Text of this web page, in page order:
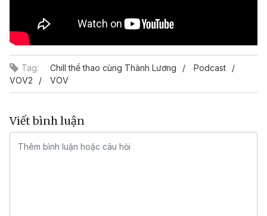
Tag: Chill thể thao cùng Thành Lương
Podcast
VOV2
VOV
Viết bình luận